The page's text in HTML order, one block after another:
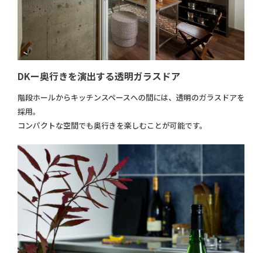
DKー奥行きを演出する透明ガラスドア
階段ホールからキッチンスペースへの間には、透明のガラスドアを
採用。
コンパクトな空間でも奥行きを楽しむことが可能です。